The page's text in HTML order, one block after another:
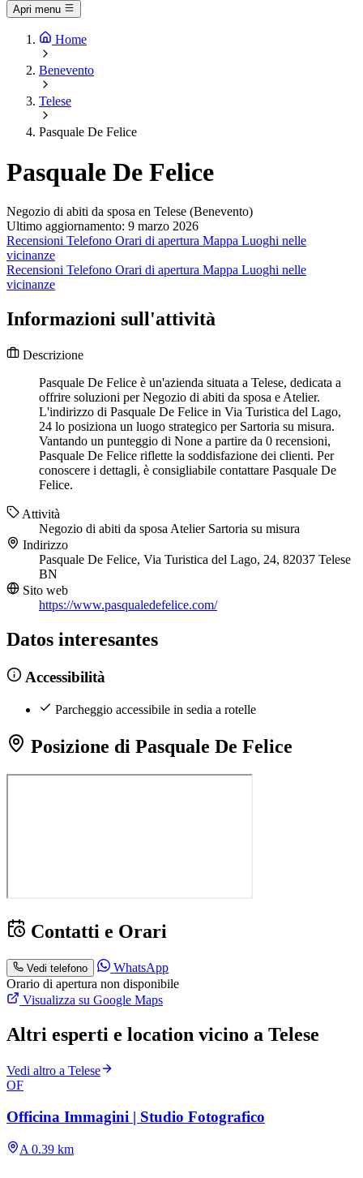
Apri menu
Home
Benevento
Telese
Pasquale De Felice
Pasquale De Felice
Negozio di abiti da sposa en Telese (Benevento)
Ultimo aggiornamento: 9 marzo 2026
Recensioni Telefono Orari di apertura Mappa Luoghi nelle
vicinanze
Recensioni Telefono Orari di apertura Mappa Luoghi nelle
vicinanze
Informazioni sull'attività
Descrizione
Pasquale De Felice è un'azienda situata a Telese, dedicata a
offrire soluzioni per Negozio di abiti da sposa e Atelier.
L'indirizzo di Pasquale De Felice in Via Turistica del Lago,
24 lo posiziona un luogo strategico per Sartoria su misura.
Vantando un punteggio di None a partire da 0 recensioni,
Pasquale De Felice riflette la soddisfazione dei clienti. Per
conoscere i dettagli, è consigliabile contattare Pasquale De
Felice.
Attività
Negozio di abiti da sposa Atelier Sartoria su misura
Indirizzo
Pasquale De Felice, Via Turistica del Lago, 24, 82037 Telese
BN
Sito web
https://www.pasqualedefelice.com/
Datos interesantes
Accessibilità
Parcheggio accessibile in sedia a rotelle
Posizione di Pasquale De Felice
Contatti e Orari
Vedi telefono
WhatsApp
Orario di apertura non disponibile
Visualizza su Google Maps
Altri esperti e location vicino a Telese
Vedi altro a Telese
OF
Officina Immagini | Studio Fotografico
A 0.39 km